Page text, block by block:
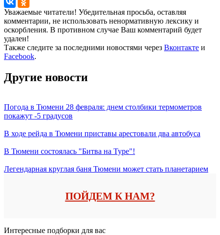
Уважаемые читатели! Убедительная просьба, оставляя
комментарии, не использовать ненормативную лексику и
оскорбления. В противном случае Ваш комментарий будет
удален!
Также следите за последними новостями через Вконтакте и
Facebook.
Другие новости
Погода в Тюмени 28 февраля: днем столбики термометров
покажут -5 градусов
В ходе рейда в Тюмени приставы арестовали два автобуса
В Тюмени состоялась "Битва на Туре"!
Легендарная круглая баня Тюмени может стать планетарием
ПОЙДЕМ К НАМ?
Интересные подборки для вас